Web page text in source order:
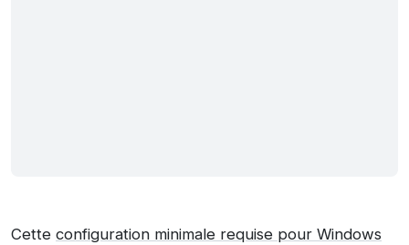
Cette configuration minimale requise pour Windows